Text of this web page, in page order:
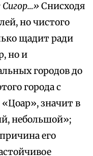
Снисходя
но чистого
щадит ради
но и
городов до
города с
значит в
небольшой»;
его